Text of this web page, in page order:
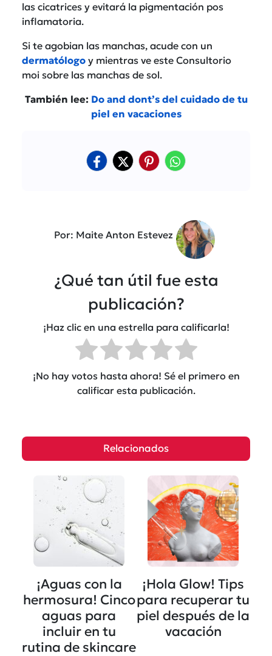
las cicatrices y evitará la pigmentación pos
inflamatoria.
Si te agobian las manchas, acude con un
dermatólogo y mientras ve este Consultorio
moi sobre las manchas de sol.
También lee: Do and dont’s del cuidado de tu
piel en vacaciones
Por: Maite Anton Estevez
¿Qué tan útil fue esta
publicación?
¡Haz clic en una estrella para calificarla!
¡No hay votos hasta ahora! Sé el primero en
calificar esta publicación.
Relacionados
¡Aguas con la
hermosura! Cinco
aguas para
incluir en tu
rutina de skincare
¡Hola Glow! Tips
para recuperar tu
piel después de la
vacación